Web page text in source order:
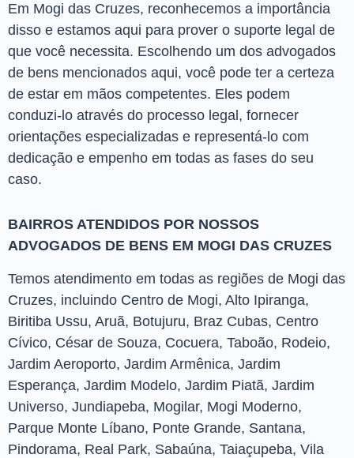
Em Mogi das Cruzes, reconhecemos a importância
disso e estamos aqui para prover o suporte legal de
que você necessita. Escolhendo um dos advogados
de bens mencionados aqui, você pode ter a certeza
de estar em mãos competentes. Eles podem
conduzi-lo através do processo legal, fornecer
orientações especializadas e representá-lo com
dedicação e empenho em todas as fases do seu
caso.
BAIRROS ATENDIDOS POR NOSSOS
ADVOGADOS DE BENS EM MOGI DAS CRUZES
Temos atendimento em todas as regiões de Mogi das
Cruzes, incluindo Centro de Mogi, Alto Ipiranga,
Biritiba Ussu, Aruã, Botujuru, Braz Cubas, Centro
Cívico, César de Souza, Cocuera, Taboão, Rodeio,
Jardim Aeroporto, Jardim Armênica, Jardim
Esperança, Jardim Modelo, Jardim Piatã, Jardim
Universo, Jundiapeba, Mogilar, Mogi Moderno,
Parque Monte Líbano, Ponte Grande, Santana,
Pindorama, Real Park, Sabaúna, Taiaçupeba, Vila